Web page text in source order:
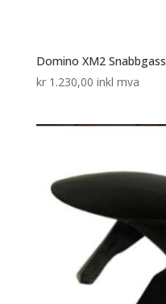
Domino XM2 Snabbgass
kr1.230,00 inkl mva